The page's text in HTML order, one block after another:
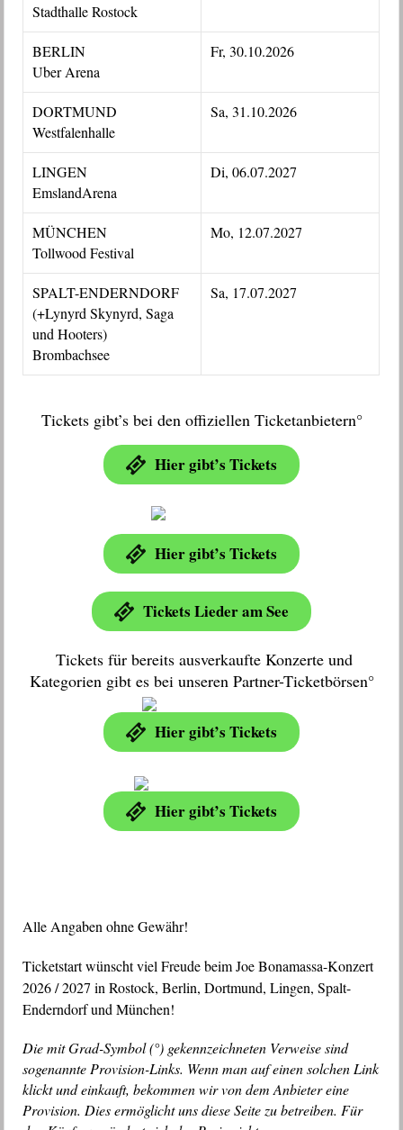
Stadthalle Rostock
BERLIN
Uber Arena
Fr, 30.10.2026
DORTMUND
Westfalenhalle
Sa, 31.10.2026
LINGEN
EmslandArena
Di, 06.07.2027
MÜNCHEN
Tollwood Festival
Mo, 12.07.2027
SPALT-ENDERNDORF
(+Lynyrd Skynyrd, Saga
und Hooters)
Brombachsee
Sa, 17.07.2027
Tickets gibt’s bei den offiziellen Ticketanbietern°
Hier gibt’s Tickets
Hier gibt’s Tickets
Tickets Lieder am See
Tickets für bereits ausverkaufte Konzerte und
Kategorien gibt es bei unseren Partner-Ticketbörsen°
Hier gibt’s Tickets
Hier gibt’s Tickets
Alle Angaben ohne Gewähr!
Ticketstart wünscht viel Freude beim Joe Bonamassa-Konzert
2026 / 2027 in Rostock, Berlin, Dortmund, Lingen, Spalt-
Enderndorf und München!
Die mit Grad-Symbol (°) gekennzeichneten Verweise sind
sogenannte Provision-Links. Wenn man auf einen solchen Link
klickt und einkauft, bekommen wir von dem Anbieter eine
Provision. Dies ermöglicht uns diese Seite zu betreiben. Für